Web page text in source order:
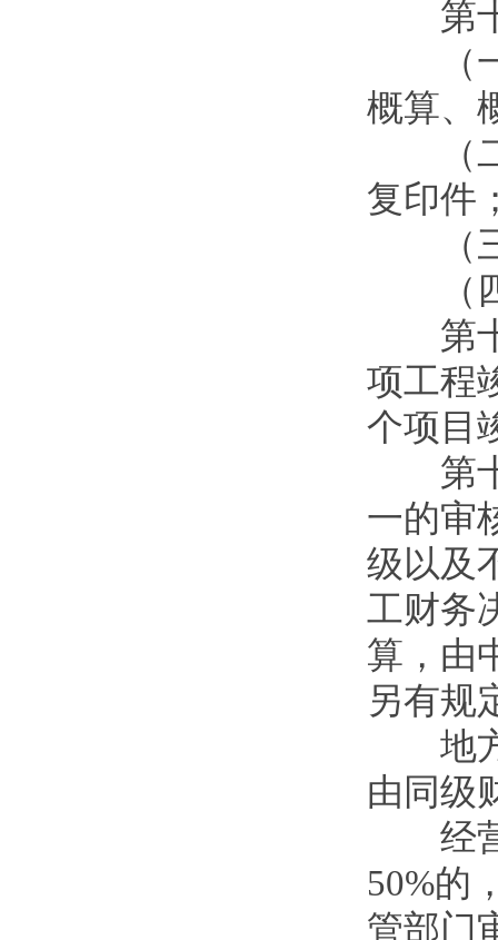
第十
（一
概算、
（二
复印件
（三
（四
第十
项工程
个项目
第十
一的审
级以及
工财务
算，由
另有规
地方
由同级
经营
50%的
管部门